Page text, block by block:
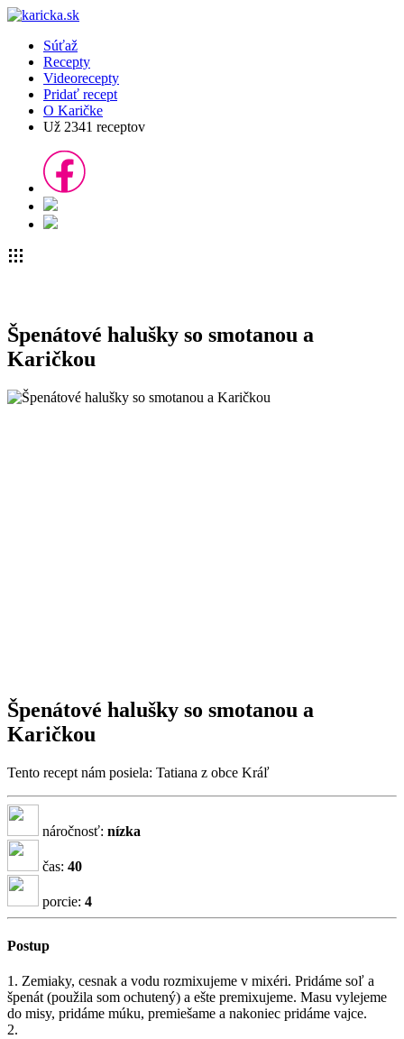
Súťaž
Recepty
Videorecepty
Pridať recept
O Karičke
Už 2341 receptov
Špenátové halušky so smotanou a
Karičkou
Špenátové halušky so smotanou a
Karičkou
Tento recept nám posiela: Tatiana z obce Kráľ
náročnosť: nízka
čas: 40
porcie: 4
Postup
1. Zemiaky, cesnak a vodu rozmixujeme v mixéri. Pridáme soľ a
špenát (použila som ochutený) a ešte premixujeme. Masu vylejeme
do misy, pridáme múku, premiešame a nakoniec pridáme vajce.
2.